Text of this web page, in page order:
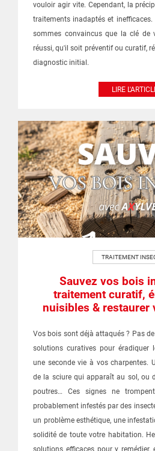
vouloir agir vite. Cependant, la
traitements inadaptés et inefficaces.
sommes convaincus que la clé de
réussi, qu'il soit préventif ou curatif,
diagnostic initial.
LIRE
TRAITEMENT
Sauvez vos bois
traitement curatif,
nuisibles & restaurer
Vos bois sont déjà attaqués ? Pas
solutions curatives pour éradiquer
une seconde vie à vos charpentes.
de la sciure qui apparaît au sol, ou
poutres… Ces signes ne
probablement infestés par des
un problème esthétique, une
solidité de toute votre habitation.
solutions efficaces pour y remédier,